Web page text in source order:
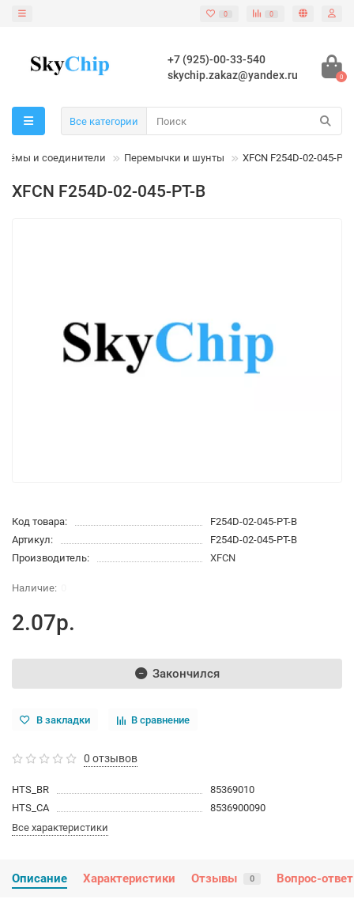
0 0
+7 (925)-00-33-540
skychip.zakaz@yandex.ru
0
Все категории
и соединители Перемычки и шунты XFCN F254D-02-045-PT-
XFCN F254D-02-045-PT-B
Код товара:
F254D-02-045-PT-B
Артикул:
F254D-02-045-PT-B
Производитель:
XFCN
2.07р.
Закончился
В закладки В сравнение
0 отзывов
HTS_BR
85369010
HTS_CA
8536900090
Все характеристики
Описание Характеристики Отзывы 0 Вопрос-ответ